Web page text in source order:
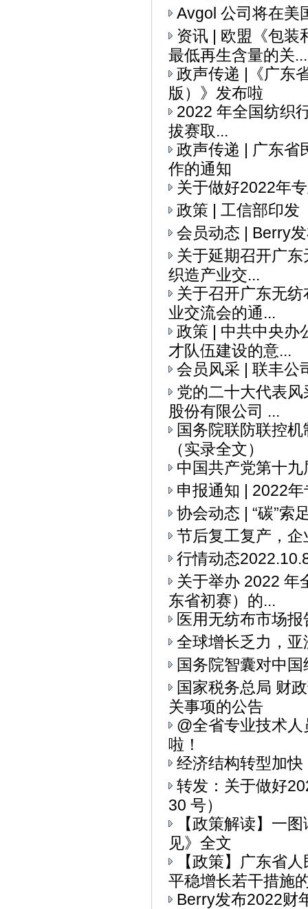
Avgol 公司将在美
资讯 | 欧盟《包装
最低再生含量的关...
政声传递 |《广东
版）》发布啦
2022 年全国纺织
拔赛取...
政声传递 | 广东省
作的通知
关于做好2022年
政策 | 工信部印发
会员动态 | Berry
关于延期召开广东
织造产业交...
关于召开广东无纺
业交流会的通...
政策 | 中共中央办
才队伍建设的意...
会员风采 | 联丰公
党的二十大代表
股份有限公司 ...
国务院联防联控
（实录全文）
中国共产党第十
申报通知 | 2022
协会动态 | “碳”
节后复工复产，
行情动态
关于举办 2022 年
东省初赛）的...
医用无纺布市场报
全球增长乏力，
国务院智囊对中
国家税务总局 财
关事项的公告
@全省专业技术
啦！
经济结构转型加
转发：关于做好
30 号）
【政策解读】一
见》全文
【政策】广东省
平稳增长若干措施
Berry发布2022财